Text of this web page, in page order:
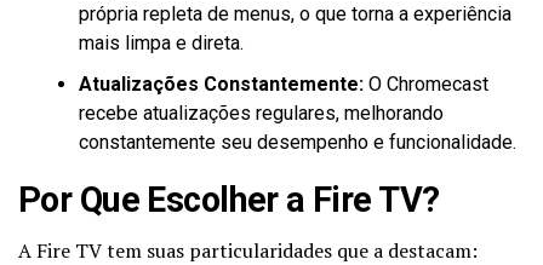
própria repleta de menus, o que torna a experiência
mais limpa e direta.
Atualizações Constantemente: O Chromecast
recebe atualizações regulares, melhorando
constantemente seu desempenho e funcionalidade.
Por Que Escolher a Fire TV?
A Fire TV tem suas particularidades que a destacam: